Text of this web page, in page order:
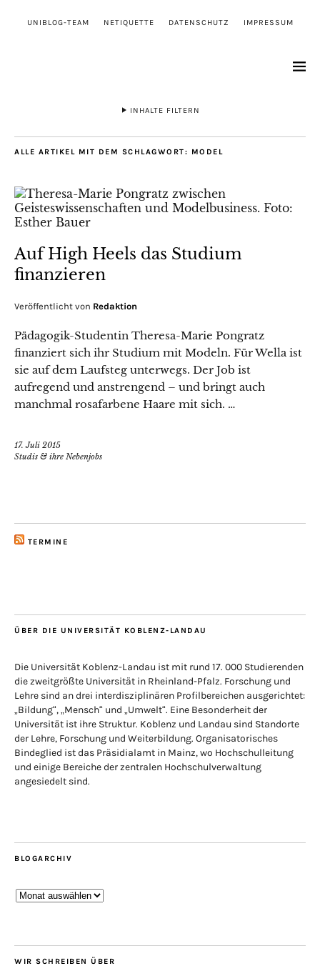
UNIBLOG-TEAM NETIQUETTE DATENSCHUTZ IMPRESSUM
INHALTE FILTERN
ALLE ARTIKEL MIT DEM SCHLAGWORT: MODEL
Auf High Heels das Studium
finanzieren
Veröffentlicht von Redaktion
Pädagogik-Studentin Theresa-Marie Pongratz
finanziert sich ihr Studium mit Modeln. Für Wella ist
sie auf dem Laufsteg unterwegs. Der Job ist
aufregend und anstrengend – und bringt auch
manchmal rosafarbene Haare mit sich. …
17. Juli 2015
Studis & ihre Nebenjobs
TERMINE
ÜBER DIE UNIVERSITÄT KOBLENZ-LANDAU
Die Universität Koblenz-Landau ist mit rund 17. 000 Studierenden
die zweitgrößte Universität in Rheinland-Pfalz. Forschung und
Lehre sind an drei interdisziplinären Profilbereichen ausgerichtet:
„Bildung“, „Mensch“ und „Umwelt“. Eine Besonderheit der
Universität ist ihre Struktur. Koblenz und Landau sind Standorte
der Lehre, Forschung und Weiterbildung. Organisatorisches
Bindeglied ist das Präsidialamt in Mainz, wo Hochschulleitung
und einige Bereiche der zentralen Hochschulverwaltung
angesiedelt sind.
BLOGARCHIV
Blogarchiv
WIR SCHREIBEN ÜBER